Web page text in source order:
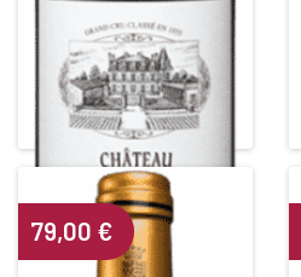
CHÂTEAU GRAND PUY
LACOSTE
5ième Grand Cru Classé
Red • 2011
PAUILLAC
Alcohol content : 13,5°
79,00 €